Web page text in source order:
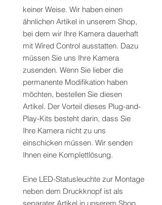
keiner Weise. Wir haben einen
ähnlichen Artikel in unserem Shop,
bei dem wir Ihre Kamera dauerhaft
mit Wired Control ausstatten. Dazu
müssen Sie uns Ihre Kamera
zusenden. Wenn Sie lieber die
permanente Modifikation haben
möchten, bestellen Sie diesen
Artikel. Der Vorteil dieses Plug-and-
Play-Kits besteht darin, dass Sie
Ihre Kamera nicht zu uns
einschicken müssen. Wir senden
Ihnen eine Komplettlösung.
Eine LED-Statusleuchte zur Montage
neben dem Druckknopf ist als
separater Artikel in unserem Shop